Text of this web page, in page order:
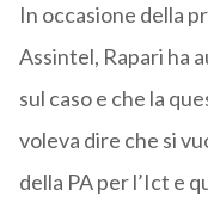
In occasione della
Assintel, Rapari ha
sul caso e che la
voleva dire che si
della PA per l’Ict e